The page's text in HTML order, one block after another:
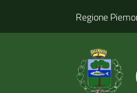
Regione